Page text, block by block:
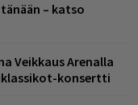
– katso
Veikkaus Arenalla
konsertti